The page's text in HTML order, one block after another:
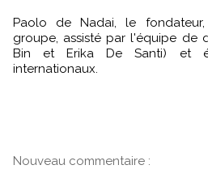
Paolo de Nadai, le
groupe, assisté par l'équipe de
Bin et Erika De Santi) et
internationaux.
Nouveau commentaire :